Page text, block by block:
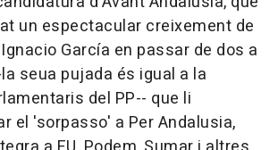
un espectacular creixement de
García en passar de dos a
seua pujada és igual a la
del PP-- que li
el 'sorpasso' a Per Andalusia,